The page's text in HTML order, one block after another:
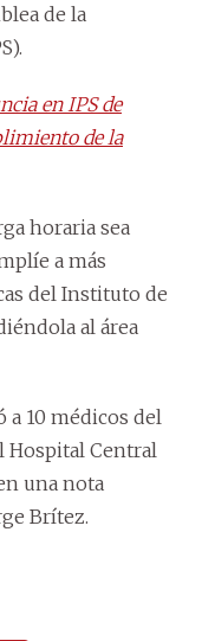
de la
en IPS de
de la
horaria sea
a más
del Instituto de
al área
10 médicos del
Hospital Central
una nota
Brítez.